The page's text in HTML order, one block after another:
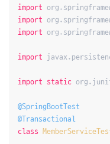
import
import
import
import
import static
@SpringBootTest
@Transactional
class